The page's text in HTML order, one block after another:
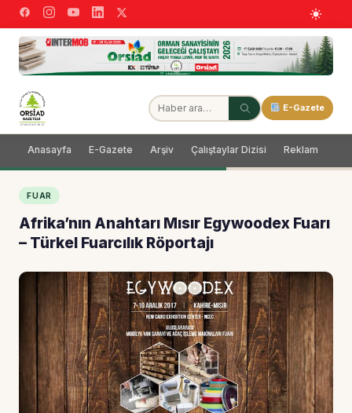
E-Gazete
Anasayfa E-Gazete Arşiv Çalıştaylar Dizisi Reklam
FUAR
Afrika’nın Anahtarı Mısır Egywoodex Fuarı
– Türkel Fuarcılık Röportajı